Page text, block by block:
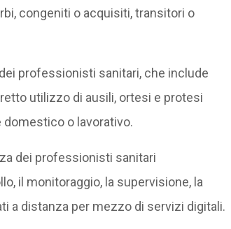
congeniti o acquisiti, transitori o
professionisti sanitari, che include
utilizzo di ausili, ortesi e protesi
domestico o lavorativo.
dei professionisti sanitari
il monitoraggio, la supervisione, la
a distanza per mezzo di servizi digitali.